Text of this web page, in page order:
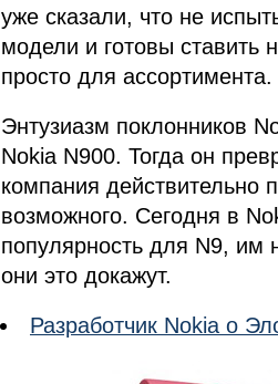
уже сказали, что не
модели и готовы ставить
просто для ассортимента.
Энтузиазм поклонников
Nokia N900. Тогда он
компания действительно
возможного. Сегодня в
популярность для N9, им
они это докажут.
Разработчик Nokia о